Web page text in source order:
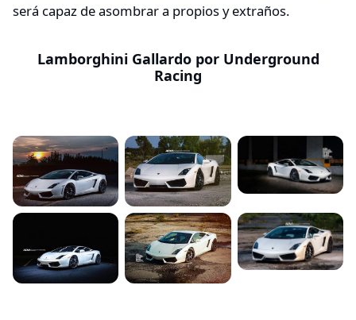
será capaz de asombrar a propios y extraños.
Lamborghini Gallardo por Underground
Racing